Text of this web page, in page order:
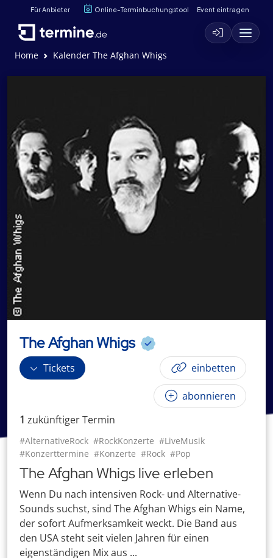
Für Anbieter Online-Terminbuchungstool Event eintragen
Home Kalender The Afghan Whigs
The Afghan Whigs
Tickets einbetten
abonnieren
1 zukünftigerTermin
#AlternativeRock #RockKonzerte #LiveMusik
#Konzerttermine #Konzerte #Rock #Pop
The Afghan Whigs live erleben
Wenn Du nach intensiven Rock- und Alternative-
Sounds suchst, sind The Afghan Whigs ein Name,
der sofort Aufmerksamkeit weckt. Die Band aus
den USA steht seit vielen Jahren für einen
eigenständigen Mix aus ...